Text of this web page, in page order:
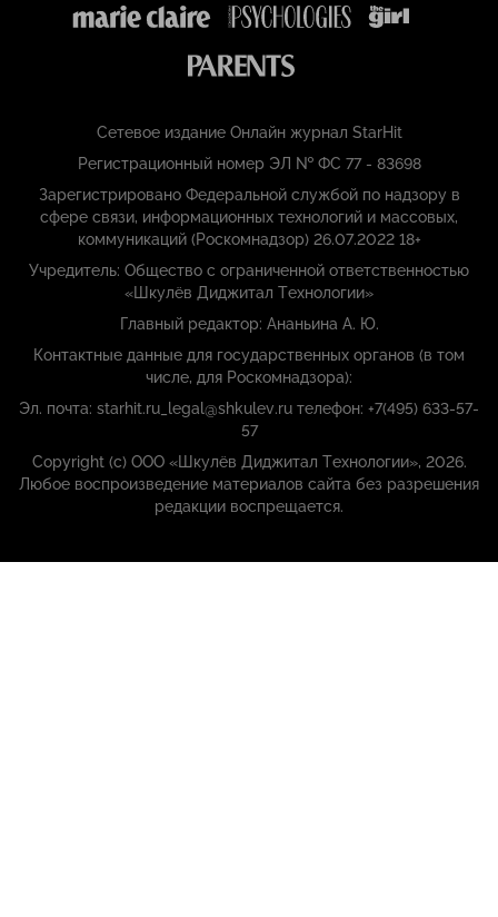
Сетевое издание Онлайн журнал StarHit
Регистрационный номер ЭЛ № ФС 77 - 83698
Зарегистрировано Федеральной службой по надзору в
сфере связи, информационных технологий и массовых,
коммуникаций (Роскомнадзор) 26.07.2022 18+
Учредитель: Общество с ограниченной ответственностью
«Шкулёв Диджитал Технологии»
Главный редактор: Ананьина А. Ю.
Контактные данные для государственных органов (в том
числе, для Роскомнадзора):
Эл. почта: starhit.ru_legal@shkulev.ru телефон: +7(495) 633-57-
57
Copyright (с) ООО «Шкулёв Диджитал Технологии», 2026.
Любое воспроизведение материалов сайта без разрешения
редакции воспрещается.